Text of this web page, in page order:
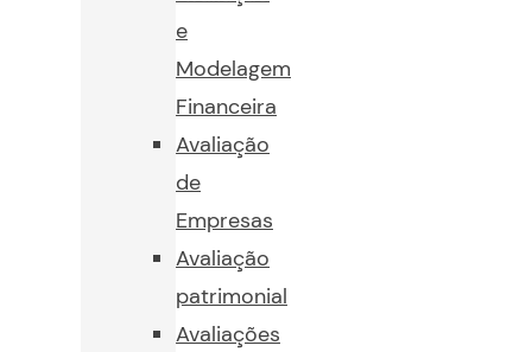
e
Modelagem
Financeira
Avaliação
de
Empresas
Avaliação
patrimonial
Avaliações